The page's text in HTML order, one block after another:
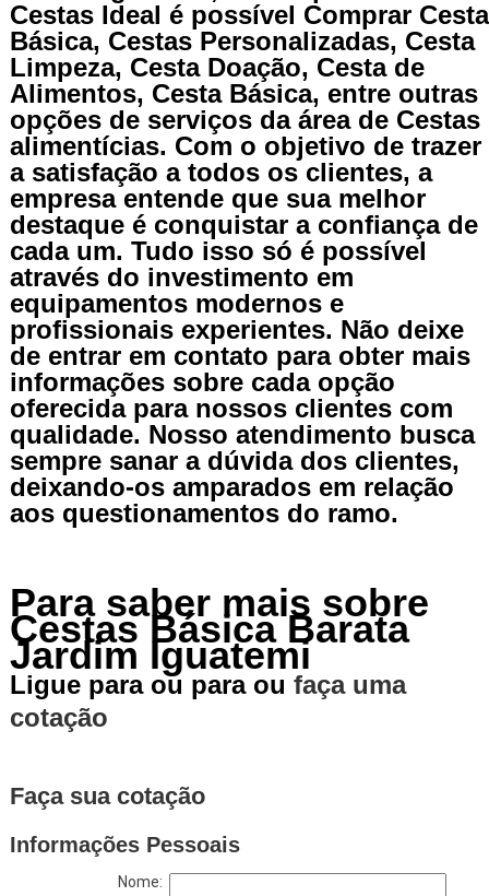
Cestas Ideal é possível Comprar Cesta
Básica, Cestas Personalizadas, Cesta
Limpeza, Cesta Doação, Cesta de
Alimentos, Cesta Básica, entre outras
opções de serviços da área de Cestas
alimentícias. Com o objetivo de trazer
a satisfação a todos os clientes, a
empresa entende que sua melhor
destaque é conquistar a confiança de
cada um. Tudo isso só é possível
através do investimento em
equipamentos modernos e
profissionais experientes. Não deixe
de entrar em contato para obter mais
informações sobre cada opção
oferecida para nossos clientes com
qualidade. Nosso atendimento busca
sempre sanar a dúvida dos clientes,
deixando-os amparados em relação
aos questionamentos do ramo.
Para saber mais sobre
Cestas Básica Barata
Jardim Iguatemi
Ligue para ou para ou faça uma
cotação
Faça sua cotação
Informações Pessoais
Nome: